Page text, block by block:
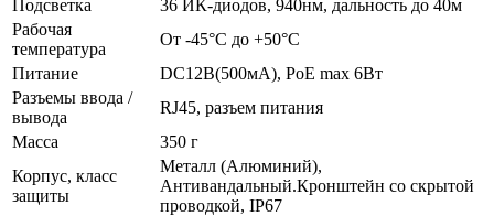
Подсветка
36 ИК-диодов, 940нм, дальность до 40м
Рабочая
температура
От -45°С до +50°С
Питание
DC12В(500мА), PoE max 6Вт
Разъемы ввода /
вывода
RJ45, разъем питания
Масса
350 г
Корпус, класс
защиты
Металл (Алюминий),
Антивандальный.Кронштейн со скрытой
проводкой, IP67